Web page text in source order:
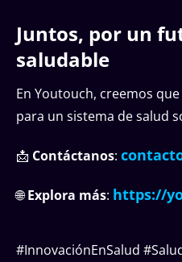
Juntos, por un
saludable
En Youtouch, creemos
para un sistema de salud
📩 Contáctanos:
🌐Explora más: https://
#InnovaciónEnSalud